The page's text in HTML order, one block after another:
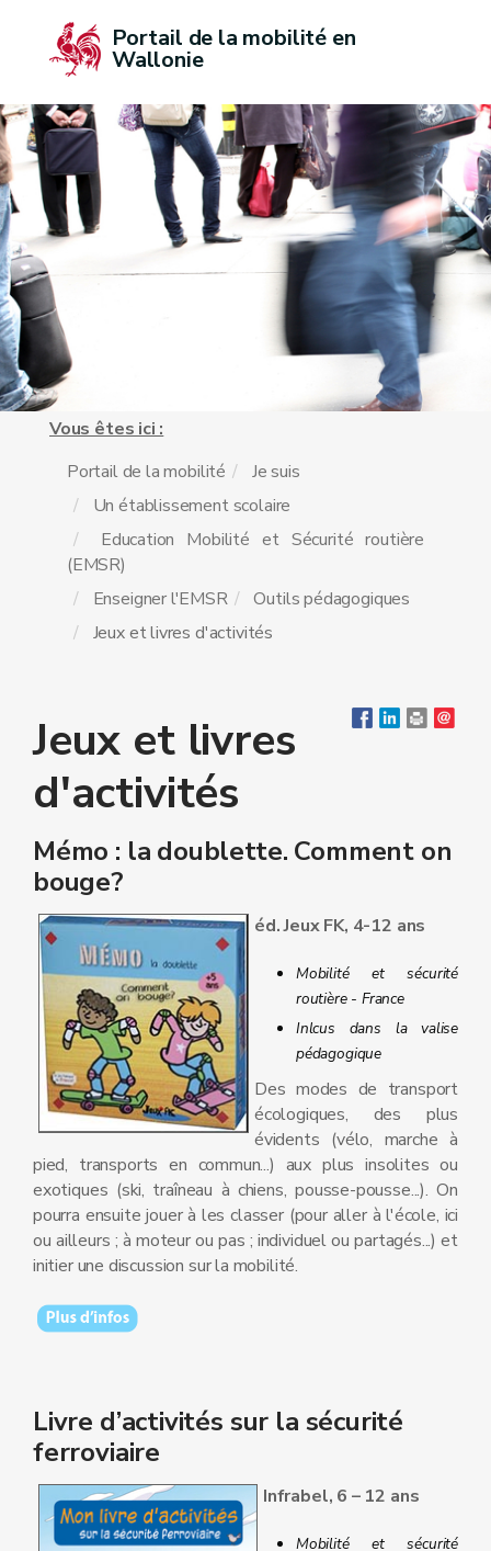
Portail de la mobilité en
Wallonie
Vous êtes ici :
Portail de la mobilité
Je suis
Un établissement scolaire
Education Mobilité et Sécurité routière
(EMSR)
Enseigner l'EMSR
Outils pédagogiques
Jeux et livres d'activités
Jeux et livres
d'activités
Mémo : la doublette. Comment on
bouge?
éd. Jeux FK, 4-12 ans
Mobilité et sécurité
routière - France
Inlcus dans la valise
pédagogique
Des modes de transport
écologiques, des plus
évidents (vélo, marche à
pied, transports en commun...) aux plus insolites ou
exotiques (ski, traîneau à chiens, pousse-pousse...). On
pourra ensuite jouer à les classer (pour aller à l'école, ici
ou ailleurs ; à moteur ou pas ; individuel ou partagés...) et
initier une discussion sur la mobilité.
Livre d’activités sur la sécurité
ferroviaire
Infrabel, 6 – 12 ans
Mobilité et sécurité